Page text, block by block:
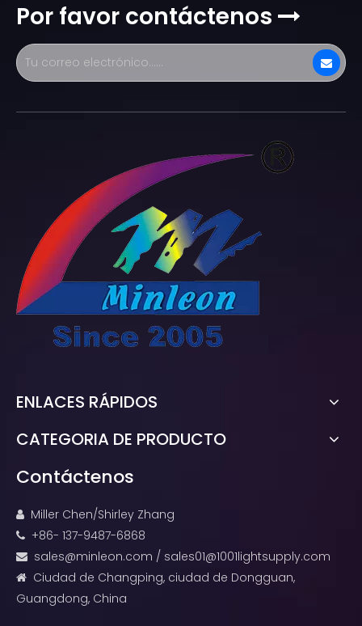
Por favor contáctenos 
ENLACES RÁPIDOS
CATEGORIA DE PRODUCTO
Contáctenos
 Miller Chen/Shirley Zhang
 +86- 137-9487-6868
 sales@minleon.com / sales01@1001lightsupply.com

Ciudad de Changping, ciudad de Dongguan,
Guangdong, China